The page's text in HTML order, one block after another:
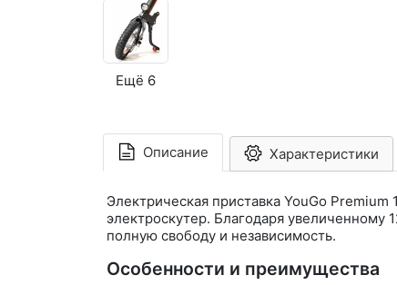
Ещё 6
Описание Характеристики
Электрическая приставка YouGo
электроскутер. Благодаря
полную свободу и независимость.
Особенности и преимущества